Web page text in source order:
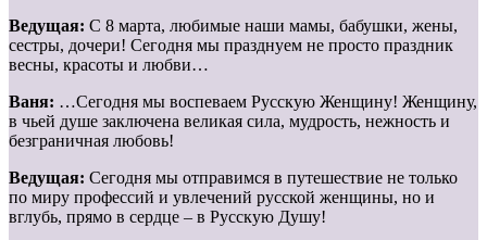
Ведущая: С 8 марта, любимые наши мамы, бабушки, жены,
сестры, дочери! Сегодня мы празднуем не просто праздник
весны, красоты и любви…
Ваня: …Сегодня мы воспеваем Русскую Женщину! Женщину,
в чьей душе заключена великая сила, мудрость, нежность и
безграничная любовь!
Ведущая: Сегодня мы отправимся в путешествие не только
по миру профессий и увлечений русской женщины, но и
вглубь, прямо в сердце – в Русскую Душу!